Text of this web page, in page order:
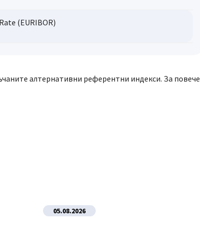
(EURIBOR)
алтернативни референтни индекси. За повече
05.08.2026